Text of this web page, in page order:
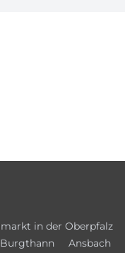
in der Oberpfalz
Burgthann Ansbach